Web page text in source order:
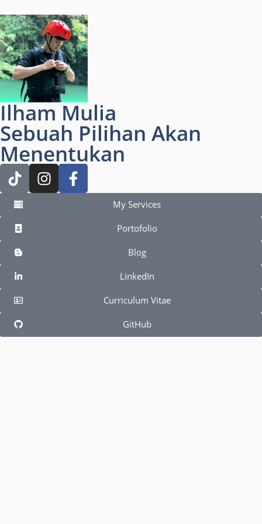
Ilham Mulia
Sebuah Pilihan Akan
Menentukan
My Services
Portofolio
Blog
LinkedIn
Curriculum Vitae
GitHub